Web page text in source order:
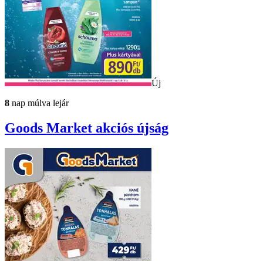
Új
8 nap múlva lejár
Goods Market akciós újság